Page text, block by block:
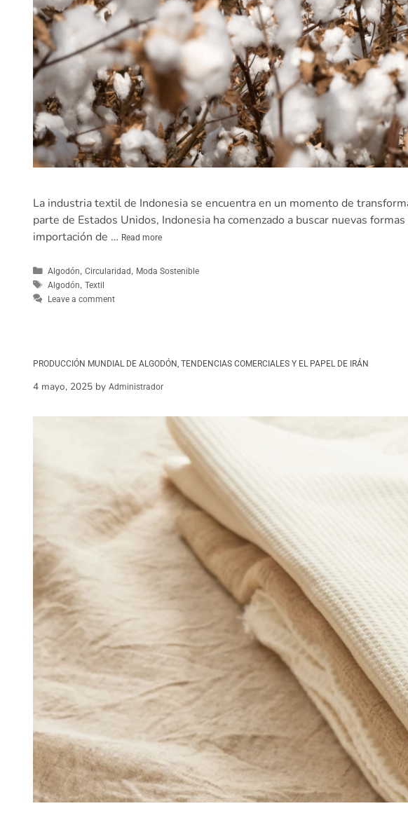
La industria textil de Indonesia se encuentra en un momento de
parte de Estados Unidos, Indonesia ha comenzado a buscar nuevas
importación de … Read more
Algodón,Circularidad , Moda Sostenible
Algodón,Textil
Leave a comment
PRODUCCIÓN MUNDIAL DE ALGODÓN, TENDENCIAS COMERCIALES Y EL PAPEL DE IRÁN
4 mayo, 2025 by Administrador